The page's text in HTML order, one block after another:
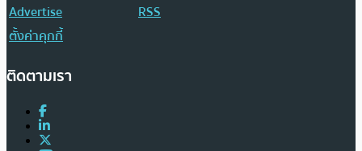
Advertise
RSS
ตั้งค่าคุกกี้
ติดตามเรา